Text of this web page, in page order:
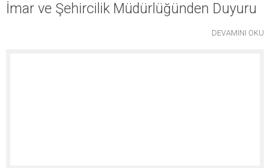
İmar ve Şehircilik Müdürlüğünden Duyuru
DEVAMINI OKU